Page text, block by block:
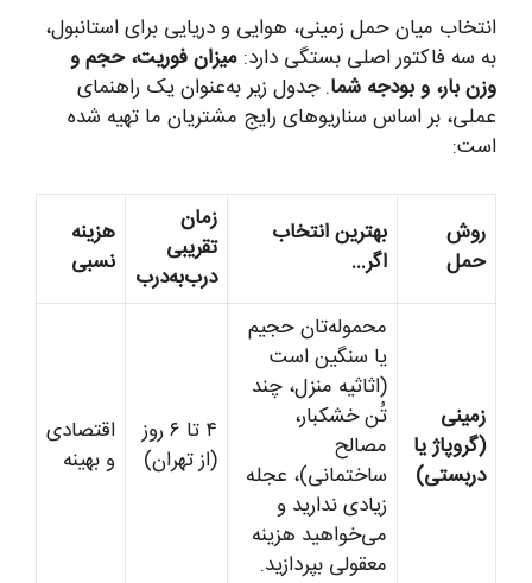
انتخاب میان حمل زمینی، هوایی و دریایی برای استانبول،
به سه فاکتور اصلی بستگی دارد: میزان فوریت، حجم و
وزن بار، و بودجه شما. جدول زیر به‌عنوان یک راهنمای
عملی، بر اساس سناریوهای رایج مشتریان ما تهیه شده
است:
روش
حمل
بهترین انتخاب
اگر…
زمان
تقریبی
درب‌به‌درب
هزینه
نسبی
زمینی
(گروپاژ یا
دربستی)
محموله‌تان حجیم
یا سنگین است
(اثاثیه منزل، چند
تُن خشکبار،
مصالح
ساختمانی)، عجله
زیادی ندارید و
می‌خواهید هزینه
معقولی بپردازید.
۴ تا ۶ روز
(از تهران)
اقتصادی
و بهینه